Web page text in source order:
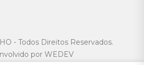
- Todos Direitos Reservados.
por WEDEV